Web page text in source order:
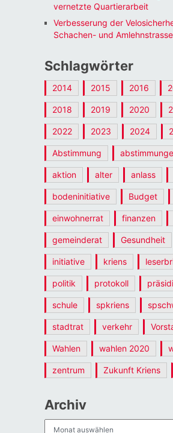
vernetzte Quartierarbeit
Verbesserung der
Schachen- und
Schlagwörter
2014 2015 2016
2018 2019 2020
2022 2023 2024
Abstimmung
aktion alter anlass
bodeninitiative Budget
einwohnerrat finanzen
gemeinderat Gesundheit
initiative kriens
politik protokoll
schule spkriens
stadtrat verkehr
Wahlen wahlen 2020
zentrum Zukunft Kriens
Archiv